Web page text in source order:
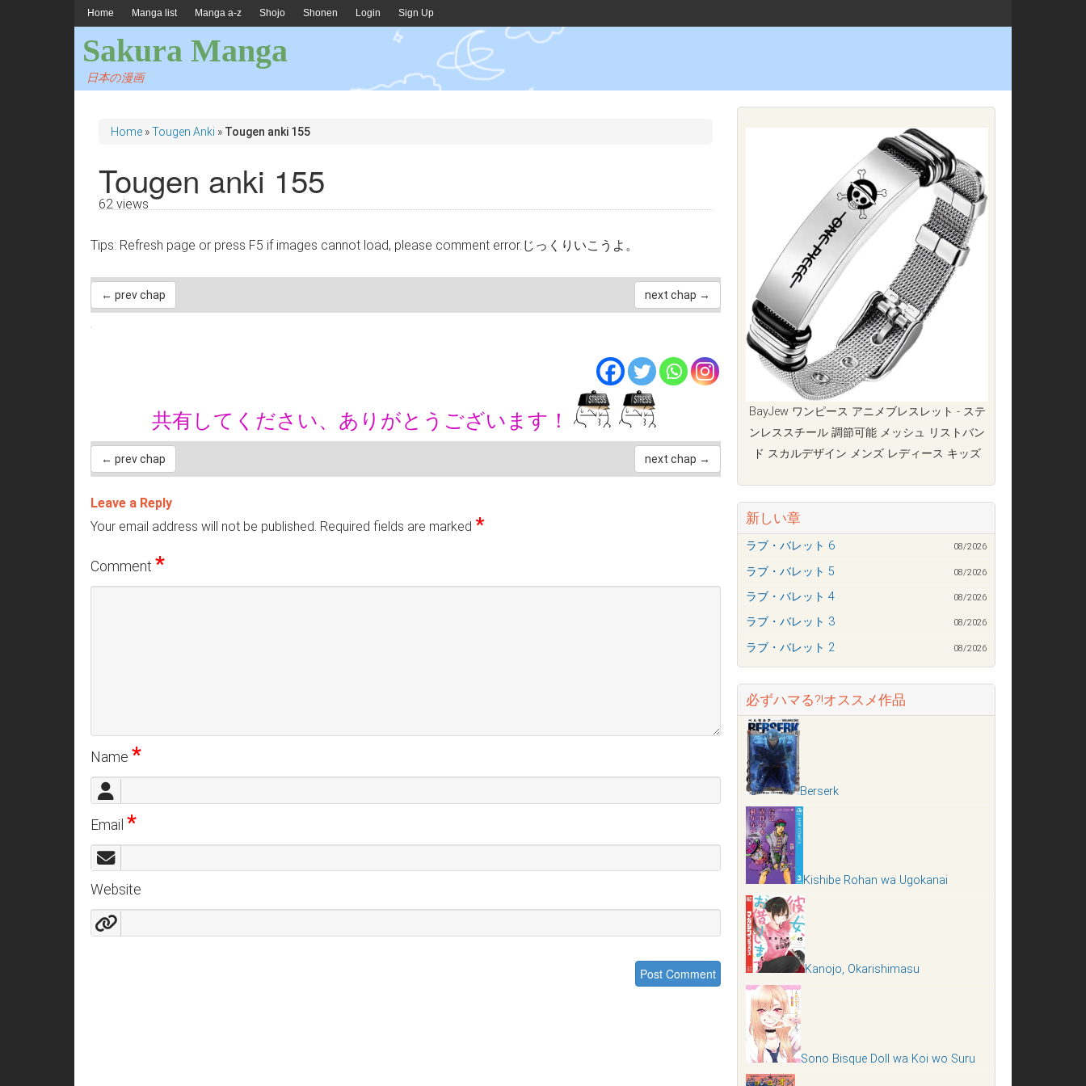
Home Manga list Manga a-z Shojo Shonen Login Sign Up
Sakura Manga
日本の漫画
Home »Tougen Anki » Tougen anki 155
Tougen anki 155
62 views
Tips: Refresh page or press F5 if images cannot load, please comment error.じっくりいこうよ。
← prev chap next chap →
共有してください、ありがとうございます！
← prev chap next chap →
Leave a Reply
Your email address will not be published. Required fields are marked *
Comment *
Name *
Email *
Website
BayJew ワンピース アニメブレスレット - ステ
ンレススチール 調節可能 メッシュ リストバン
ド スカルデザイン メンズ レディース キッズ
新しい章
ラブ・バレット 6 08/2026
ラブ・バレット 5 08/2026
ラブ・バレット 4 08/2026
ラブ・バレット 3 08/2026
ラブ・バレット 2 08/2026
必ずハマる?!オススメ作品
Berserk
Kishibe Rohan wa Ugokanai
Kanojo, Okarishimasu
Sono Bisque Doll wa Koi wo Suru